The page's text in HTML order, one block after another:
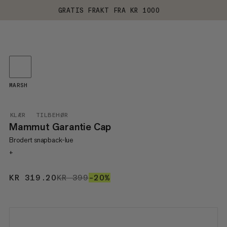
GRATIS FRAKT FRA KR 1000
KLÆR TILBEHØR
Mammut Garantie Cap
Brodert snapback-lue
+
KR 319.20KR 319.20
KR 399KR 399
–20%
MARSH